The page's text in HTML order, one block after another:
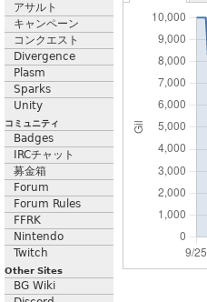
アサルト
キャンペーン
コンクエスト
Divergence
Plasm
Sparks
Unity
コミュニティ
Badges
IRCチャット
募金箱
Forum
Forum Rules
FFRK
Nintendo
Twitch
Other Sites
BG Wiki